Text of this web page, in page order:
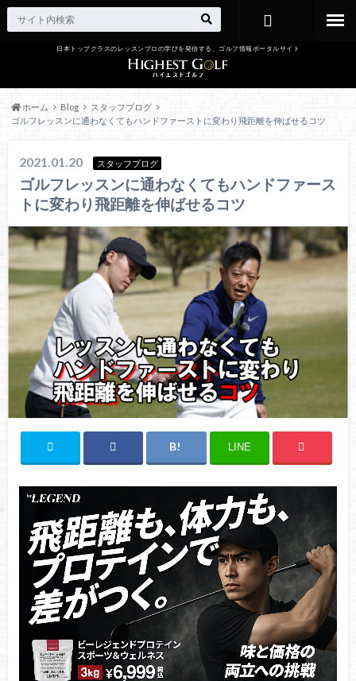
日本トップクラスのレッスンプロの学びを発信する、ゴルフ情報ポータルサイト
ホーム Blog
スタッフブログ
ゴルフレッスンに通わなくてもハンドファーストに変わり飛距離を伸ばせるコツ
2021.01.20 スタッフブログ
ゴルフレッスンに通わなくてもハンドファース
トに変わり飛距離を伸ばせるコツ
LINE